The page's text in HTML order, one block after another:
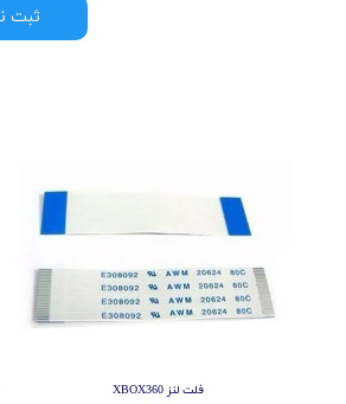
ثبت
فلت لنز XBOX360